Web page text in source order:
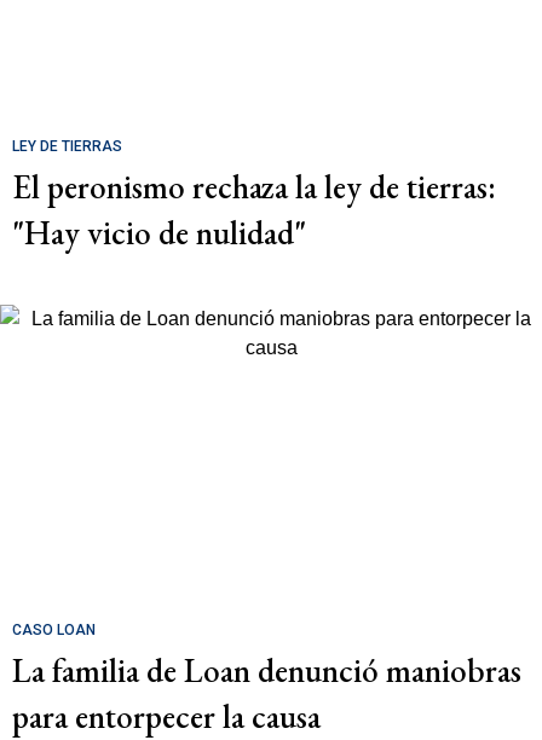
LEY DE TIERRAS
El peronismo rechaza la ley de tierras:
"Hay vicio de nulidad"
CASO LOAN
La familia de Loan denunció maniobras
para entorpecer la causa